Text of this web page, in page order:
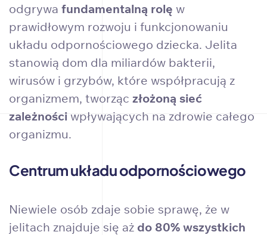
odgrywa fundamentalną rolę w
prawidłowym rozwoju i funkcjonowaniu
układu odpornościowego dziecka. Jelita
stanowią dom dla miliardów bakterii,
wirusów i grzybów, które współpracują z
organizmem, tworząc złożoną sieć
zależności wpływających na zdrowie całego
organizmu.
Centrum układu odpornościowego
Niewiele osób zdaje sobie sprawę, że w
jelitach znajduje się aż do 80% wszystkich